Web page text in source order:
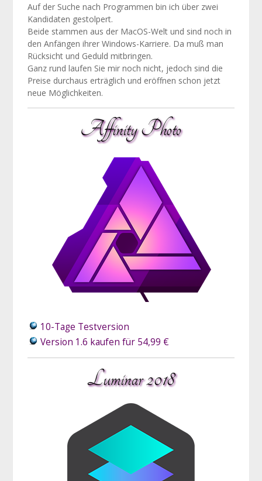
Auf der Suche nach Programmen bin ich über zwei
Kandidaten gestolpert.
Beide stammen aus der MacOS-Welt und sind noch in
den Anfängen ihrer Windows-Karriere. Da muß man
Rücksicht und Geduld mitbringen.
Ganz rund laufen Sie mir noch nicht, jedoch sind die
Preise durchaus erträglich und eröffnen schon jetzt
neue Möglichkeiten.
Affinity Photo
10-Tage Testversion
Version 1.6 kaufen für 54,99 €
Luminar 2018